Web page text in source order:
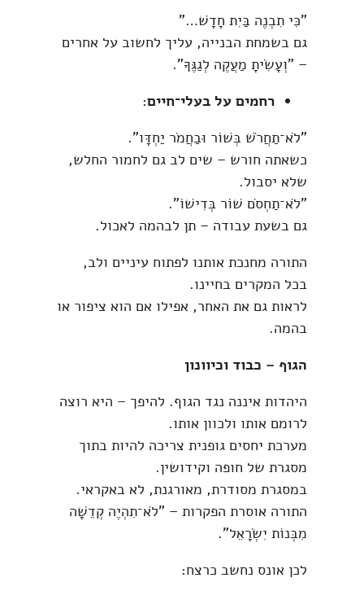
"כִּי תִבְנֶה בַּיִת חָדָשׁ…"
גם בשמחת הבנייה, עליך לחשוב על אחרים
– "וְעָשִׂיתָ מַעֲקֶה לְגַגֶּךָ".
רחמים על בעלי־חיים:
"לֹא־תַחֲרֹשׁ בְּשׁוֹר וּבַחֲמֹר יַחְדָּו".
כשאתה חורש – שים לב גם לחמור החלש,
שלא יסבול.
"לֹא־תַחְסֹם שׁוֹר בְּדִישׁוֹ".
גם בשעת עבודה – תן לבהמה לאכול.
התורה מחנכת אותנו לפתוח עיניים ולב,
בכל המקרים בחיינו.
לראות גם את האחר, אפילו אם הוא ציפור או
בהמה.
הגוף – כבוד וכיוונון
היהדות איננה נגד הגוף. להיפך – היא רוצה
לרומם אותו ולכוון אותו.
מערכת יחסים גופנית צריכה להיות בתוך
מסגרת של חופה וקידושין.
במסגרת מסודרת, מאורגנת, לא באקראי.
התורה אוסרת הפקרות – "לֹא־תִהְיֶה קְדֵשָׁה
מִבְּנוֹת יִשְׂרָאֵל".
לכן אונס נחשב כרצח: